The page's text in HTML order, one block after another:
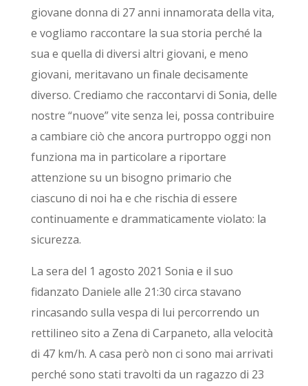
giovane donna di 27 anni innamorata della vita,
e vogliamo raccontare la sua storia perché la
sua e quella di diversi altri giovani, e meno
giovani, meritavano un finale decisamente
diverso. Crediamo che raccontarvi di Sonia, delle
nostre “nuove” vite senza lei, possa contribuire
a cambiare ciò che ancora purtroppo oggi non
funziona ma in particolare a riportare
attenzione su un bisogno primario che
ciascuno di noi ha e che rischia di essere
continuamente e drammaticamente violato: la
sicurezza.
La sera del 1 agosto 2021 Sonia e il suo
fidanzato Daniele alle 21:30 circa stavano
rincasando sulla vespa di lui percorrendo un
rettilineo sito a Zena di Carpaneto, alla velocità
di 47 km/h. A casa però non ci sono mai arrivati
perché sono stati travolti da un ragazzo di 23